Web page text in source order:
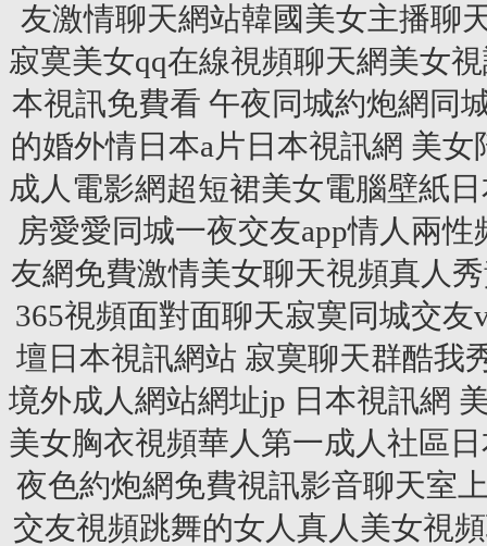
友激情聊天網站韓國美女主播聊
寂寞美女qq在線視頻聊天網美女
本視訊免費看 午夜同城約炮網同
的婚外情日本a片日本視訊網 美
成人電影網超短裙美女電腦壁紙
房愛愛同城一夜交友app情人兩
友網免費激情美女聊天視頻真人
365視頻面對面聊天寂寞同城交
壇日本視訊網站 寂寞聊天群酷我
境外成人網站網址jp 日本視訊網
美女胸衣視頻華人第一成人社區
夜色約炮網免費視訊影音聊天室
交友視頻跳舞的女人真人美女視